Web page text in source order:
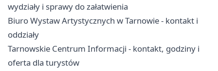
wydziały i sprawy do załatwienia
Biuro Wystaw Artystycznych w Tarnowie - kontakt i
oddziały
Tarnowskie Centrum Informacji - kontakt, godziny i
oferta dla turystów